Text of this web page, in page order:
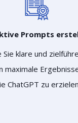
Prompts
Sie klare und
maximale
ChatGPT zu